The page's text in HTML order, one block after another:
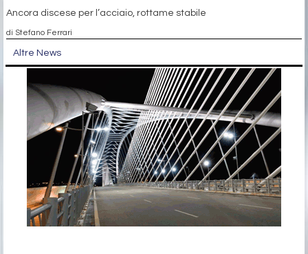
Ancora discese per l’acciaio, rottame stabile
di Stefano Ferrari
Altre News